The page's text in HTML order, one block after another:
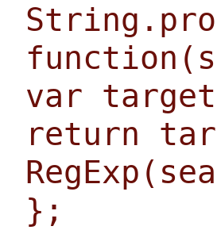
var
return
};